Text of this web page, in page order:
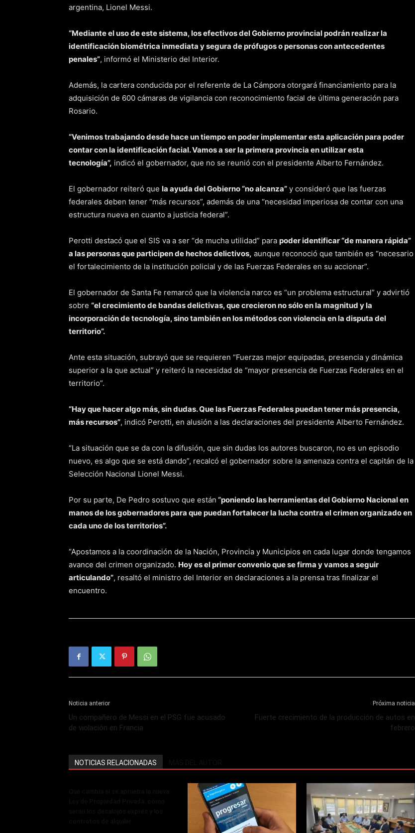
argentina, Lionel Messi.
“Mediante el uso de este sistema, los efectivos del Gobierno provincial podrán realizar la
identificación biométrica inmediata y segura de prófugos o personas con antecedentes
penales”, informó el Ministerio del Interior.
Además, la cartera conducida por el referente de La Cámpora otorgará financiamiento para la
adquisición de 600 cámaras de vigilancia con reconocimiento facial de última generación para
Rosario.
“Venimos trabajando desde hace un tiempo en poder implementar esta aplicación para poder
contar con la identificación facial. Vamos a ser la primera provincia en utilizar esta
tecnología”, indicó el gobernador, que no se reunió con el presidente Alberto Fernández.
El gobernador reiteró que la ayuda del Gobierno “no alcanza” y consideró que las fuerzas
federales deben tener “más recursos”, además de una “necesidad imperiosa de contar con una
estructura nueva en cuanto a justicia federal”.
Perotti destacó que el SIS va a ser “de mucha utilidad” para poder identificar “de manera rápida”
a las personas que participen de hechos delictivos, aunque reconoció que también es “necesario
el fortalecimiento de la institución policial y de las Fuerzas Federales en su accionar”.
El gobernador de Santa Fe remarcó que la violencia narco es “un problema estructural” y advirtió
sobre “el crecimiento de bandas delictivas, que crecieron no sólo en la magnitud y la
incorporación de tecnología, sino también en los métodos con violencia en la disputa del
territorio”.
Ante esta situación, subrayó que se requieren “Fuerzas mejor equipadas, presencia y dinámica
superior a la que actual” y reiteró la necesidad de “mayor presencia de Fuerzas Federales en el
territorio”.
“Hay que hacer algo más, sin dudas. Que las Fuerzas Federales puedan tener más presencia,
más recursos”, indicó Perotti, en alusión a las declaraciones del presidente Alberto Fernández.
“La situación que se da con la difusión, que sin dudas los autores buscaron, no es un episodio
nuevo, es algo que se está dando”, recalcó el gobernador sobre la amenaza contra el capitán de la
Selección Nacional Lionel Messi.
Por su parte, De Pedro sostuvo que están “poniendo las herramientas del Gobierno Nacional en
manos de los gobernadores para que puedan fortalecer la lucha contra el crimen organizado en
cada uno de los territorios”.
“Apostamos a la coordinación de la Nación, Provincia y Municipios en cada lugar donde tengamos
avance del crimen organizado. Hoy es el primer convenio que se firma y vamos a seguir
articulando”, resaltó el ministro del Interior en declaraciones a la prensa tras finalizar el
encuentro.
Noticia anterior
Un compañero de Messi en el PSG fue acusado
de violación en Francia
Próxima noticia
Fuerte crecimiento de la producción de autos en
febrero
NOTICIAS RELACIONADAS